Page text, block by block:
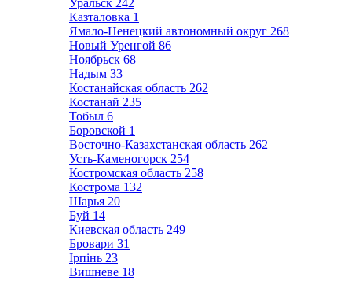
Уральск 242
Казталовка 1
Ямало-Ненецкий автономный округ 268
Новый Уренгой 86
Ноябрьск 68
Надым 33
Костанайская область 262
Костанай 235
Тобыл 6
Боровской 1
Восточно-Казахстанская область 262
Усть-Каменогорск 254
Костромская область 258
Кострома 132
Шарья 20
Буй 14
Киевская область 249
Бровари 31
Ірпінь 23
Вишневе 18